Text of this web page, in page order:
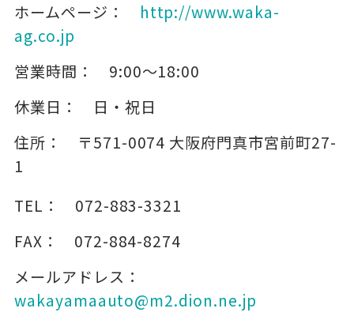
ホームページ：
http://www.waka-
ag.co.jp
営業時間：
9:00～18:00
休業日：
日・祝日
住所：
〒571-0074 大阪府門真市宮前町27-
1
TEL：
072-883-3321
FAX：
072-884-8274
メールアドレス：
wakayamaauto@m2.dion.ne.jp